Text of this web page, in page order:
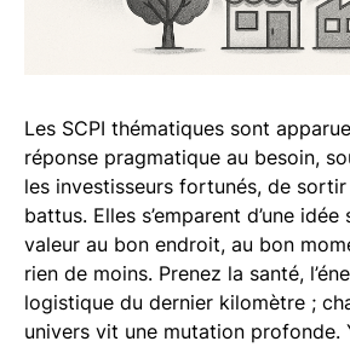
Les SCPI thématiques sont
réponse pragmatique au besoin,
les investisseurs fortunés, de
battus. Elles s’emparent d’une
valeur au bon endroit, au bon
rien de moins. Prenez la santé,
logistique du dernier kilomètre ;
univers vit une mutation profonde.